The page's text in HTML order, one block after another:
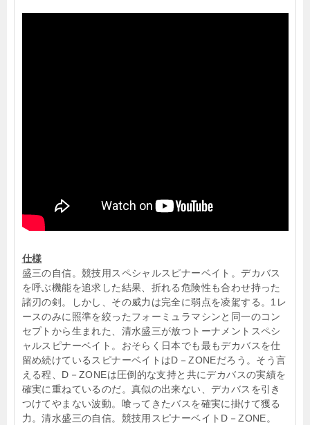
仕様
盛三の自信。競技用スペシャルスピナーベイト。デカバス
を呼ぶ機能を追求した結果、折れる危険性も合わせ持った
諸刃の剣。しかし、その威力は完全に弱点を凌駕する。1レ
ースのみに照準を絞ったフォーミュラマシンと同一のコン
セプトから生まれた、清水盛三が放つトーナメントスペシ
ャルスピナーベイト。おそらく日本でも最もデカバスを仕
留め続けているスピナーベイトはD－ZONEだろう。そう言
える程、D－ZONEは圧倒的な支持と共にデカバスの実績を
確実に重ねているのだ。真似の出来ない、デカバスを引き
つけてやまない波動。喰ってきたバスを確実に掛けて獲る
力。清水盛三の自信。競技用スピナーベイトD－ZONE。